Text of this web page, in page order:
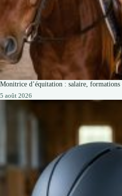
Monitrice d’équitation : salaire,
5 août 2026